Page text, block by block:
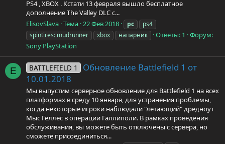
PS4 , XBOX . Кстати 13 февраля вышло бесплатное
дополнение The Valley DLC с...
ElisovSlava Тема 22 Фев 2018 pc
ps4
spintires: mudrunner
xbox напарник Ответы: 1
Форум:
Sony PlayStation
E BATTLEFIELD 1
Обновление Battlefield 1 от
10.01.2018
Мы выпустим серверное обновление для Battlefield 1 на всех
платформах в среду 10 января, для устранения проблемы,
когда некоторые игроки наблюдали "летающий" дредноут
Мыс Геллес в операции Галлиполи. В рамках проведения
обслуживания, вы можете быть отключены с сервера, но
сможете присоединиться...